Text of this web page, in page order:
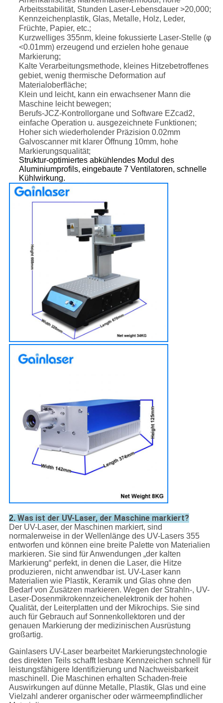
Arbeitsstabilität, Stunden Laser-Lebensdauer >20,000;
Kennzeichenplastik, Glas, Metalle, Holz, Leder,
Früchte, Papier, etc.;
Kurzwelliges 355nm, kleine fokussierte Laser-Stelle (φ
<0.01mm) erzeugend und erzielen hohe genaue
Markierung;
Kalte Verarbeitungsmethode, kleines Hitzebetroffenes
gebiet, wenig thermische Deformation auf
Materialoberfläche;
Klein und leicht, kann ein erwachsener Mann die
Maschine leicht bewegen;
Berufs-JCZ-Kontrollorgane und Software EZcad2,
einfache Operation u. ausgezeichnete Funktionen;
Hoher sich wiederholender Präzision 0.02mm
Galvoscanner mit klarer Öffnung 10mm, hohe
Markierungsqualität;
Struktur-optimiertes abkühlendes Modul des
Aluminiumprofils, eingebaute 7 Ventilatoren, schnelle
Kühlwirkung.
2. Was ist der UV-Laser, der Maschine markiert?
Der UV-Laser, der Maschinen markiert, sind
normalerweise in der Wellenlänge des UV-Lasers 355
entworfen und können eine breite Palette von Materialien
markieren. Sie sind für Anwendungen „der kalten
Markierung“ perfekt, in denen die Laser, die Hitze
produzieren, nicht anwendbar ist. UV-Laser kann
Materialien wie Plastik, Keramik und Glas ohne den
Bedarf von Zusätzen markieren. Wegen der Strahln-, UV-
Laser-Dosenmikrokennzeichenelektronik der hohen
Qualität, der Leiterplatten und der Mikrochips. Sie sind
auch für Gebrauch auf Sonnenkollektoren und der
genauen Markierung der medizinischen Ausrüstung
großartig.
Gainlasers UV-Laser bearbeitet Markierungstechnologie
des direkten Teils schafft lesbare Kennzeichen schnell für
leistungsfähigere Identifizierung und Nachweisbarkeit
maschinell. Die Maschinen erhalten Schaden-freie
Auswirkungen auf dünne Metalle, Plastik, Glas und eine
Vielzahl anderer organischer oder wärmeempfindlicher